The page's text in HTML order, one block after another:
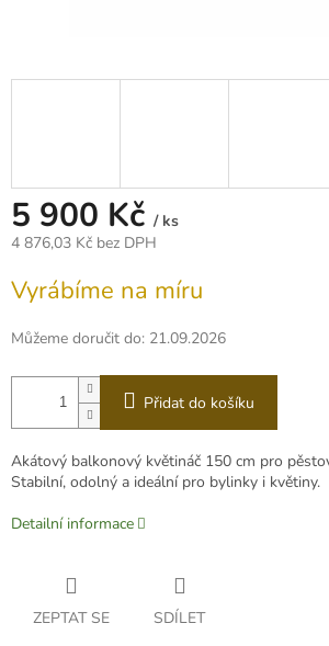
5 900 Kč / ks
4 876,03 Kč bez DPH
cena:
Vyrábíme na míru
Můžeme doručit do: 21.09.2026
Přidat do košíku
Akátový balkonový květináč 150 cm pro
Stabilní, odolný a ideální pro bylinky i květiny.
Detailní informace
ZEPTAT SE SDÍLET